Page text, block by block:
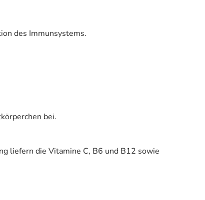
des Immunsystems.
bei.
liefern die Vitamine C, B6 und B12 sowie